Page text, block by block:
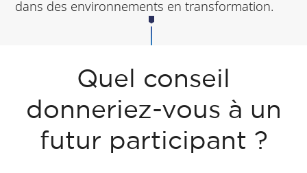
dans des environnements en transformation.
Quel conseil
donneriez-vous à un
futur participant ?